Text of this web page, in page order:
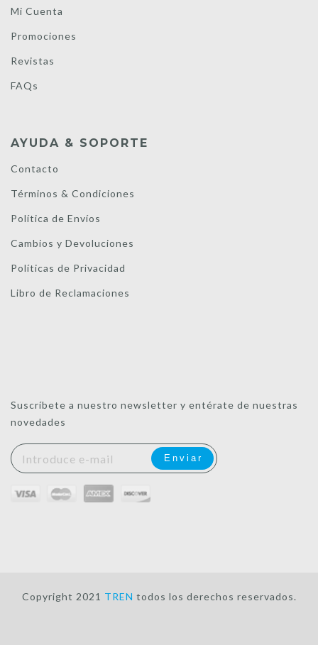
Mi Cuenta
Promociones
Revistas
FAQs
AYUDA & SOPORTE
Contacto
Términos & Condiciones
Política de Envíos
Cambios y Devoluciones
Políticas de Privacidad
Libro de Reclamaciones
Suscríbete a nuestro newsletter y entérate de nuestras
novedades
Copyright 2021 TREN todos los derechos reservados.